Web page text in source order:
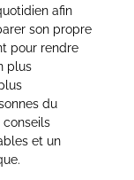
afin
son propre
pour rendre
plus
du
conseils
et un